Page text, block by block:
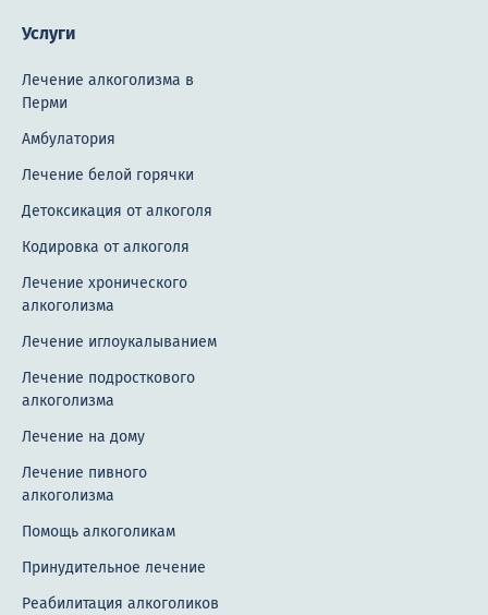
Принудительное лечение
Снятие ломки
Центр реабилитации
Миннесотская модель
Ресоциализация наркозависимых
Лечение созависимости
Терапевтическое сообщество
Зависимость от лекарств
Консультации
Услуги
Лечение алкоголизма в
Перми
Амбулатория
Лечение белой горячки
Детоксикация от алкоголя
Кодировка от алкоголя
Лечение хронического
алкоголизма
Лечение иглоукалыванием
Лечение подросткового
алкоголизма
Лечение на дому
Лечение пивного
алкоголизма
Помощь алкоголикам
Принудительное лечение
Реабилитация алкоголиков